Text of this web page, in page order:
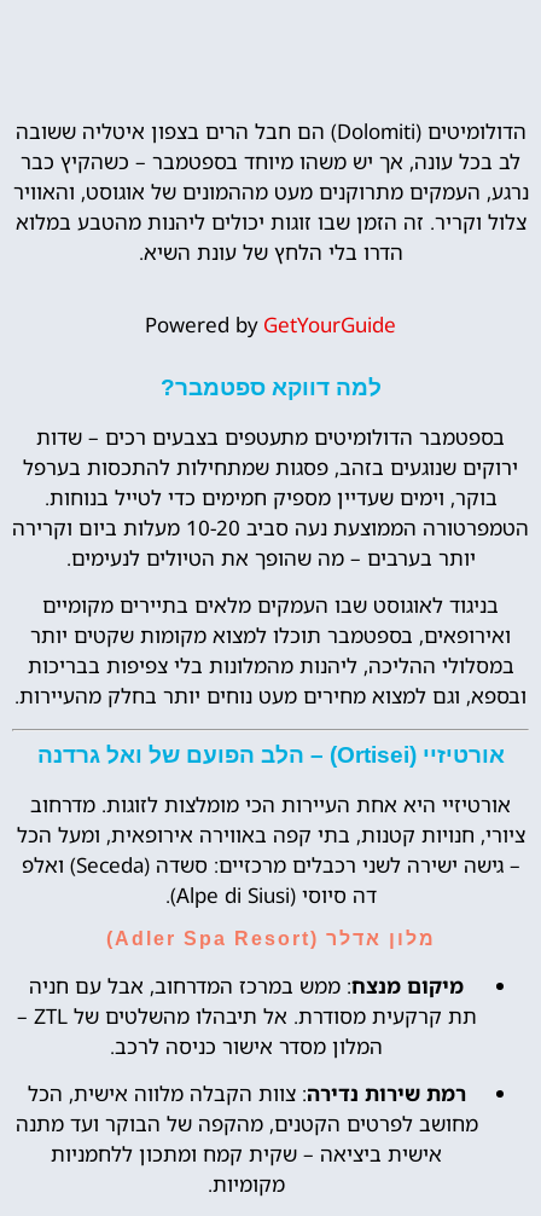
הדולומיטים (Dolomiti) הם חבל הרים בצפון איטליה ששובה
לב בכל עונה, אך יש משהו מיוחד בספטמבר – כשהקיץ כבר
נרגע, העמקים מתרוקנים מעט מההמונים של אוגוסט, והאוויר
צלול וקריר. זה הזמן שבו זוגות יכולים ליהנות מהטבע במלוא
הדרו בלי הלחץ של עונת השיא.
Powered by GetYourGuide
למה דווקא ספטמבר?
בספטמבר הדולומיטים מתעטפים בצבעים רכים – שדות
ירוקים שנוגעים בזהב, פסגות שמתחילות להתכסות בערפל
בוקר, וימים שעדיין מספיק חמימים כדי לטייל בנוחות.
הטמפרטורה הממוצעת נעה סביב 10-20 מעלות ביום וקרירה
יותר בערבים – מה שהופך את הטיולים לנעימים.
בניגוד לאוגוסט שבו העמקים מלאים בתיירים מקומיים
ואירופאים, בספטמבר תוכלו למצוא מקומות שקטים יותר
במסלולי ההליכה, ליהנות מהמלונות בלי צפיפות בבריכות
ובספא, וגם למצוא מחירים מעט נוחים יותר בחלק מהעיירות.
אורטיזיי (Ortisei) – הלב הפועם של ואל גרדנה
אורטיזיי היא אחת העיירות הכי מומלצות לזוגות. מדרחוב
ציורי, חנויות קטנות, בתי קפה באווירה אירופאית, ומעל הכל
– גישה ישירה לשני רכבלים מרכזיים: סשדה (Seceda) ואלפ
דה סיוסי (Alpe di Siusi).
מלון אדלר (Adler Spa Resort)
מיקום מנצח: ממש במרכז המדרחוב, אבל עם חניה
תת קרקעית מסודרת. אל תיבהלו מהשלטים של ZTL –
המלון מסדר אישור כניסה לרכב.
רמת שירות נדירה: צוות הקבלה מלווה אישית, הכל
מחושב לפרטים הקטנים, מהקפה של הבוקר ועד מתנה
אישית ביציאה – שקית קמח ומתכון ללחמניות
מקומיות.